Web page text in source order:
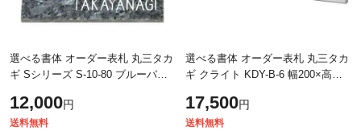
選べる書体 オーダー表札 丸三タカ
ギ Sシリーズ S-10-80 ブルーパー
10～12mm
12,000円
送料無料
選べる書体 オーダー表札 丸三タカ
ギ クライト KDY-B-6 幅200×高
17,500円
送料無料